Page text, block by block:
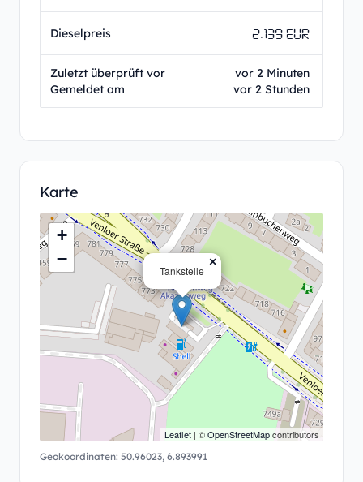
Dieselpreis 2.139 EUR
Zuletzt überprüft vor
Gemeldet am
vor 2 Minuten
vor 2 Stunden
Karte
Tankstelle
×
+
−
Leaflet | ©OpenStreetMapcontributors
Geokoordinaten: 50.96023, 6.893991